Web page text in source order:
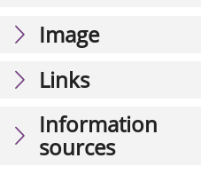
Image
Links
Information
sources